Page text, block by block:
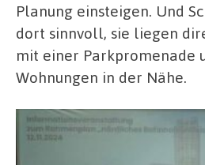
Planung einsteigen. Und
dort sinnvoll, sie liegen
mit einer Parkpromenade
Wohnungen in der Nähe.